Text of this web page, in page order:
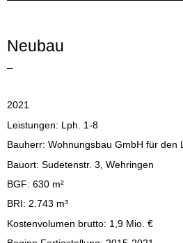
Neubau
–
2021
Leistungen: Lph. 1-8
Bauherr: Wohnungsbau GmbH für den
Bauort: Sudetenstr. 3, Wehringen
BGF: 630 m²
BRI: 2.743 m³
Kostenvolumen brutto: 1,9 Mio. €